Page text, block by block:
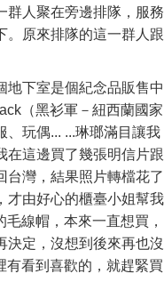
群人聚在旁邊排隊，服務
。原來排隊的這一群人跟
地下室是個紀念品販售中
（黑衫軍－紐西蘭國家
、玩偶... ...琳瑯滿目讓我
在這邊買了幾張明信片跟
台灣，結果照片轉檔花了
才由好心的櫃臺小姐幫我
線帽，本來一直想買，
決定，沒想到後來再也沒
看到喜歡的，就趕緊買